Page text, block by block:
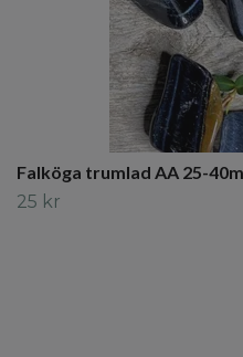
Falköga trumlad AA 25-
25 kr